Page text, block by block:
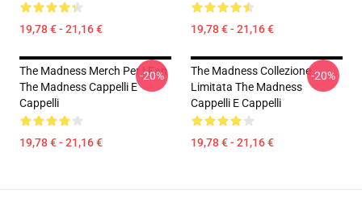
19,78 € - 21,16 € 19,78 € - 21,16 €
The Madness Merch Per I Fan
The Madness Cappelli E
Cappelli
19,78 € - 21,16 €
-20%
The Madness Collezione
Limitata The Madness
Cappelli E Cappelli
19,78 € - 21,16 €
-20%